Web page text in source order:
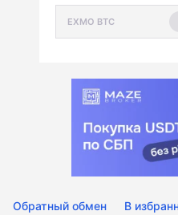
Обратный обмен В